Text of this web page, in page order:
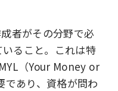
者がその分野で必
ること。これは特
（Your Money or
あり、資格が問わ